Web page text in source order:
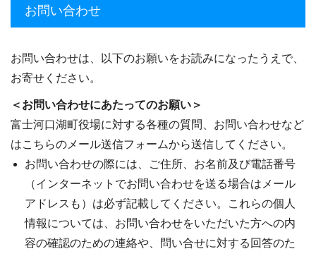
お問い合わせ
お問い合わせは、以下のお願いをお読みになったうえで、
お寄せください。
＜お問い合わせにあたってのお願い＞
富士河口湖町役場に対する各種の質問、お問い合わせなど
はこちらのメール送信フォームから送信してください。
お問い合わせの際には、ご住所、お名前及び電話番号
（インターネットでお問い合わせを送る場合はメール
アドレスも）は必ず記載してください。これらの個人
情報については、お問い合わせをいただいた方への内
容の確認のための連絡や、問い合せに対する回答のた